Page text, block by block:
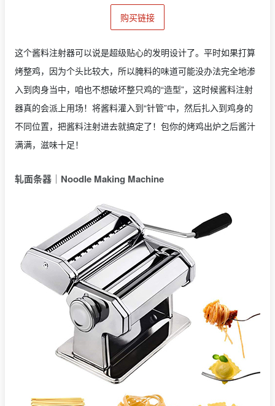
购买链接
这个酱料注射器可以说是超级贴心的发明设计了。平时如果打算
烤整鸡，因为个头比较大，所以腌料的味道可能没办法完全地渗
入到肉身当中，咱也不想破坏整只鸡的“造型”，这时候酱料注射
器真的会派上用场！将酱料灌入到“针管”中，然后扎入到鸡身的
不同位置，把酱料注射进去就搞定了！包你的烤鸡出炉之后酱汁
满满，滋味十足！
轧面条器｜ Noodle Making Machine